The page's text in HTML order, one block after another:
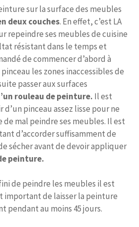
sur la surface des meubles
deux couches. En effet, c’est LA
repeindre ses meubles de cuisine
résistant dans le temps et
de commencer d’abord à
les zones inaccessibles de
passer aux surfaces
’un rouleau de peinture. Il est
pinceau assez lisse pour ne
de mal peindre ses meubles. Il est
d’accorder suffisamment de
sécher avant de devoir appliquer
peinture.
de peindre les meubles il est
important de laisser la peinture
pendant au moins 45 jours.